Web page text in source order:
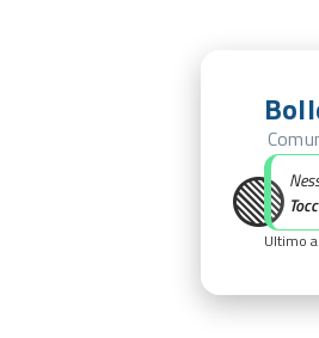
🟢Ultimo